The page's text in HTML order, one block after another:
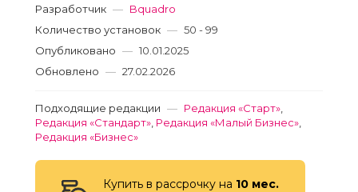
Разработчик — Bquadro
Количество установок — 50 - 99
Опубликовано — 10.01.2025
Обновлено — 27.02.2026
Подходящие редакции — Редакция «Старт»
Редакция «Стандарт» Редакция «Малый Бизнес»
Редакция «Бизнес»
Купить в рассрочку на 10 мес.